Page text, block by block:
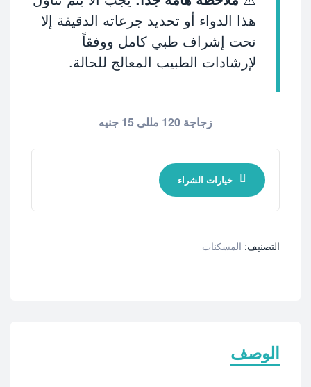
هذا الدواء أو تحديد جرعاته الدقيقة إلا
تحت إشراف طبي كامل ووفقاً
لإرشادات الطبيب المعالج للحالة.
زجاجة 120 مللى 15 جنيه
خيارات الشراء
التصنيف: المسكنات
الوصف